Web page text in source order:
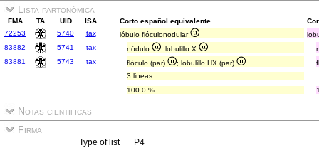
Lista partonómica
FMA TA UID ISA Corto español equivalente
72253
5740 tax lóbulo flóculonodular
83882
5741 tax nódulo ; lobulillo X
83881
5743 tax flóculo (par) ; lobulillo HX (par)
3 lineas
100.0 %
Notas cientificas
Firma
Type of list
P4